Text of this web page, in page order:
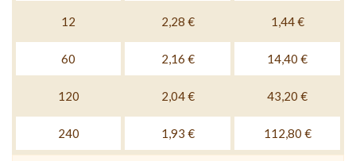
12 2,28 € 1,44 €
60 2,16 € 14,40 €
120 2,04 € 43,20 €
240 1,93 € 112,80 €